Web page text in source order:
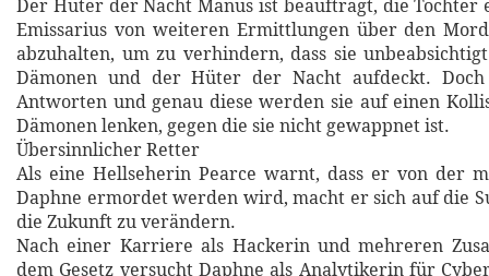
Der Hüter der Nacht Manus ist beauftragt, die Tochter
Emissarius von weiteren Ermittlungen über den
abzuhalten, um zu verhindern, dass sie
Dämonen und der Hüter der Nacht aufdeckt.
Antworten und genau diese werden sie auf einen
Dämonen lenken, gegen die sie nicht gewappnet ist.
Übersinnlicher Retter
Als eine Hellseherin Pearce warnt, dass er von der
Daphne ermordet werden wird, macht er sich auf die
die Zukunft zu verändern.
Nach einer Karriere als Hackerin und mehreren
dem Gesetz versucht Daphne als Analytikerin für